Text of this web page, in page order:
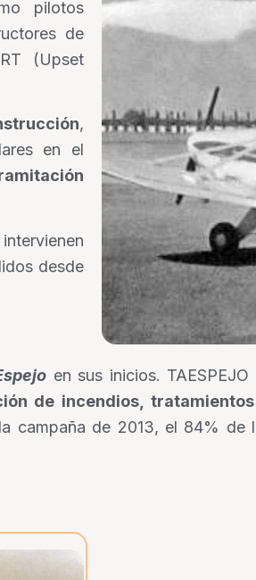
pilotos
de
(Upset
,
en el
desde
en sus inicios.
de incendios,
campaña de 2013, el 84% de